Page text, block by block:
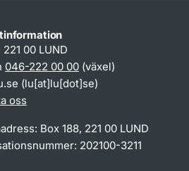
221 00 LUND
046-222 00 00 (växel)
.se (lu[at]lu[dot]se)
oss
Box 188, 221 00 LUND
202100-3211